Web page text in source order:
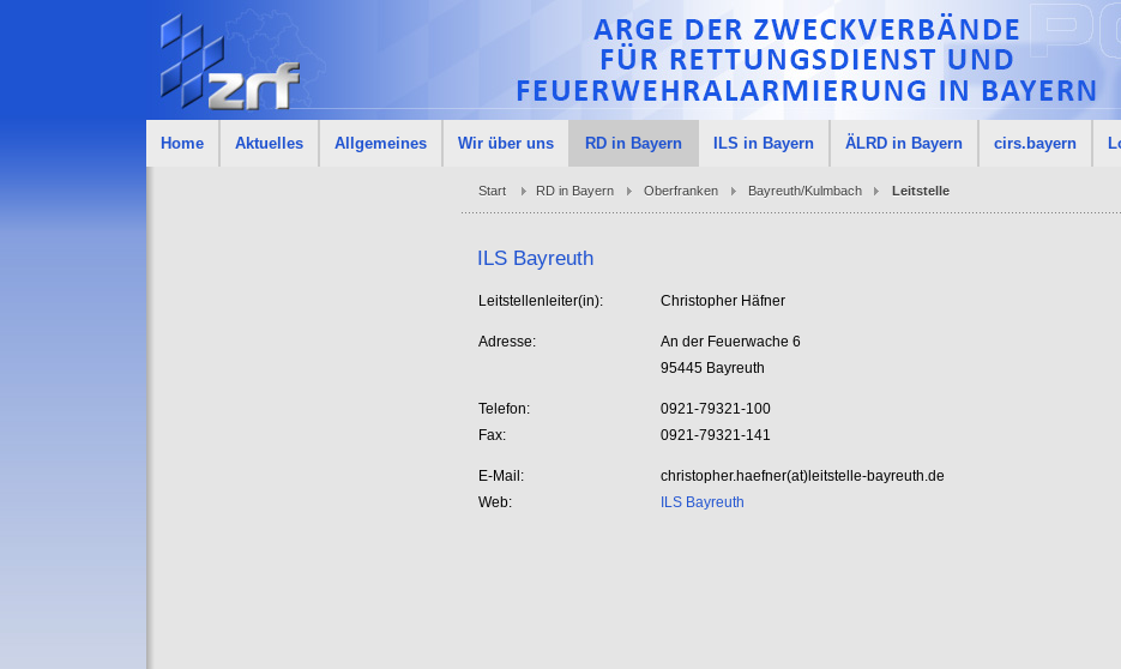
Home Aktuelles Allgemeines Wir über uns RD in Bayern ILS in Bayern ÄLRD in Bayern cirs.bayern
Start RD in Bayern Oberfranken Bayreuth/Kulmbach Leitstelle
ILS Bayreuth
Leitstellenleiter(in): Christopher Häfner
Adresse:
An der Feuerwache 6
95445 Bayreuth
Telefon:
0921-79321-100
Fax:
0921-79321-141
E-Mail:
christopher.haefner(at)leitstelle-bayreuth.de
Web:
ILS Bayreuth